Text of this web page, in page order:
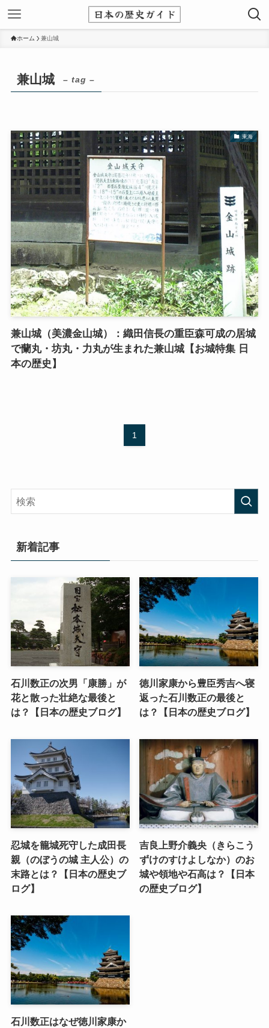
ホーム 兼山城
兼山城 – tag –
東海
兼山城（美濃金山城）：織田信長の重臣森可成の居城
で蘭丸・坊丸・力丸が生まれた兼山城【お城特集 日
本の歴史】
1
新着記事
石川数正の次男「康勝」が
花と散った壮絶な最後と
は？【日本の歴史ブログ】
徳川家康から豊臣秀吉へ寝
返った石川数正の最後と
は？【日本の歴史ブログ】
忍城を籠城死守した成田長
親（のぼうの城 主人公）の
末路とは？【日本の歴史ブ
ログ】
吉良上野介義央（きらこう
ずけのすけよしなか）のお
城や領地や石高は？【日本
の歴史ブログ】
石川数正はなぜ徳川家康か